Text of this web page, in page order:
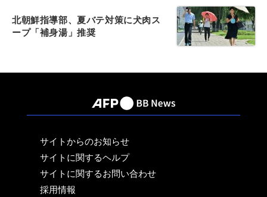
北朝鮮指導部、夏バテ対策に犬肉ス
ープ「補身湯」推奨
サイトからのお知らせ
サイトに関するヘルプ
サイトに関するお問い合わせ
採用情報